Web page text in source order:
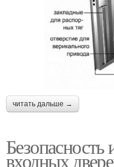
читать дальше →
Безопасность
входных